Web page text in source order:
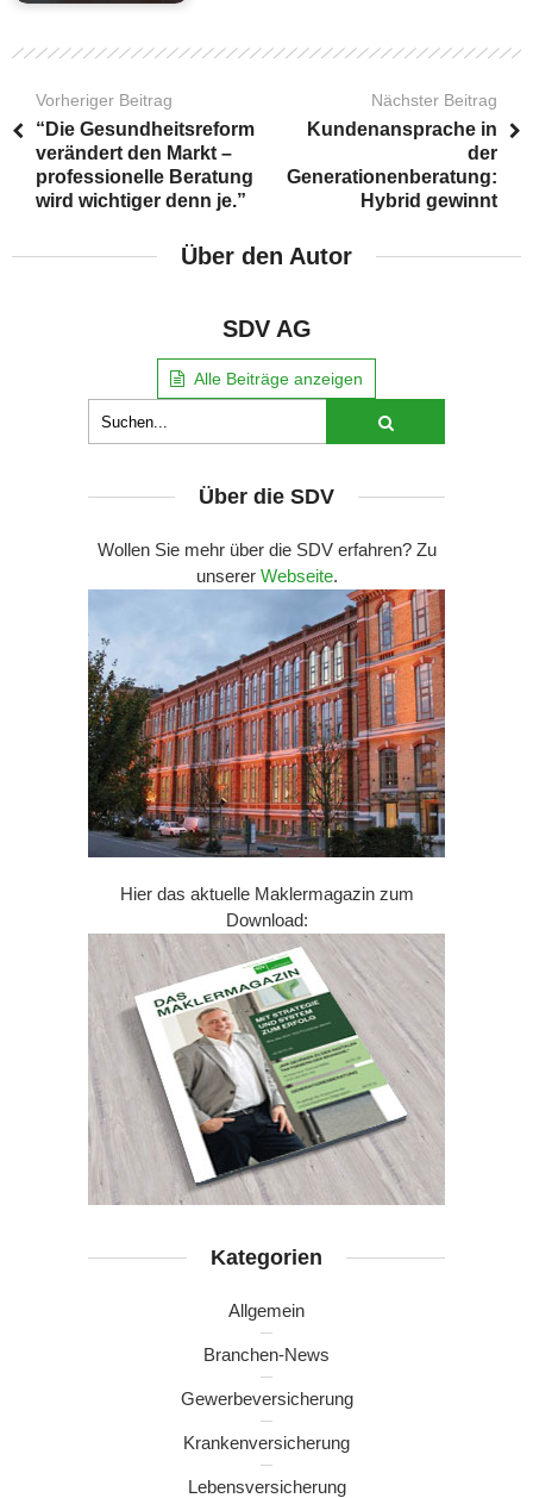
Vorheriger Beitrag
“Die Gesundheitsreform
verändert den Markt –
professionelle Beratung
wird wichtiger denn je.”
Nächster Beitrag
Kundenansprache in
der
Generationenberatung:
Hybrid gewinnt
Über den Autor
SDV AG
Alle Beiträge anzeigen
Über die SDV
Wollen Sie mehr über die SDV erfahren? Zu
unserer Webseite.
Hier das aktuelle Maklermagazin zum
Download:
Kategorien
Allgemein
Branchen-News
Gewerbeversicherung
Krankenversicherung
Lebensversicherung